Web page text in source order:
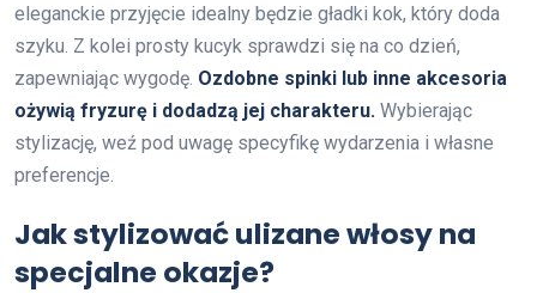
eleganckie przyjęcie idealny będzie gładki kok, który doda
szyku. Z kolei prosty kucyk sprawdzi się na co dzień,
zapewniając wygodę. Ozdobne spinki lub inne akcesoria
ożywią fryzurę i dodadzą jej charakteru. Wybierając
stylizację, weź pod uwagę specyfikę wydarzenia i własne
preferencje.
Jak stylizować ulizane włosy na
specjalne okazje?